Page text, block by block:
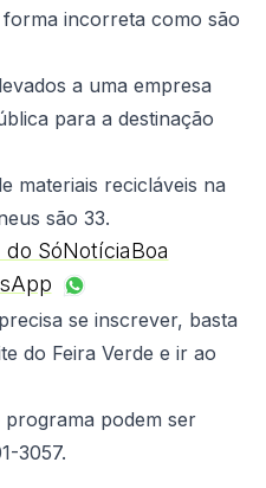
incorreta como são
a uma empresa
para a destinação
materiais recicláveis na
são 33.
SóNotíciaBoa
se inscrever, basta
do Feira Verde e ir ao
podem ser
3057.